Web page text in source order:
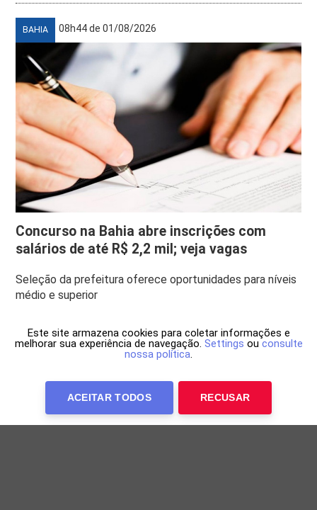
BAHIA 08h44 de 01/08/2026
Concurso na Bahia abre inscrições com
salários de até R$ 2,2 mil; veja vagas
Seleção da prefeitura oferece oportunidades para níveis
médio e superior
Este site armazena cookies para coletar informações e
melhorar sua experiência de navegação. Settings ou consulte
nossa política.
ACEITAR TODOS RECUSAR